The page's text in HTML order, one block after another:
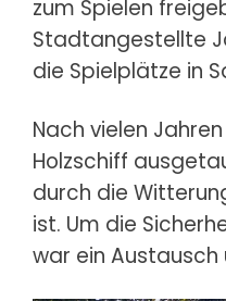
zum Spielen
Stadtangestellte
die Spielplätze in
Nach vielen
Holzschiff
durch die
ist. Um die
war ein